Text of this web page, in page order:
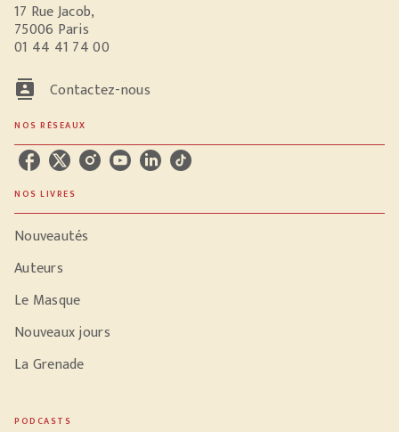
17 Rue Jacob,
75006 Paris
01 44 41 74 00
contacts Contactez-nous
NOS RÉSEAUX
NOS LIVRES
Nouveautés
Auteurs
Le Masque
Nouveaux jours
La Grenade
PODCASTS